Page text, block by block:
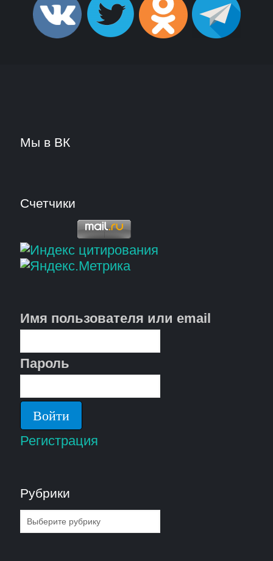
Мы в ВК
Счетчики
Имя пользователя или email
Пароль
Регистрация
Рубрики
Рубрики